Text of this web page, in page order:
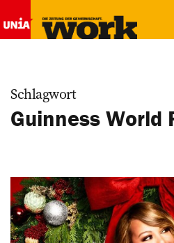
Schlagwort
Guinness World